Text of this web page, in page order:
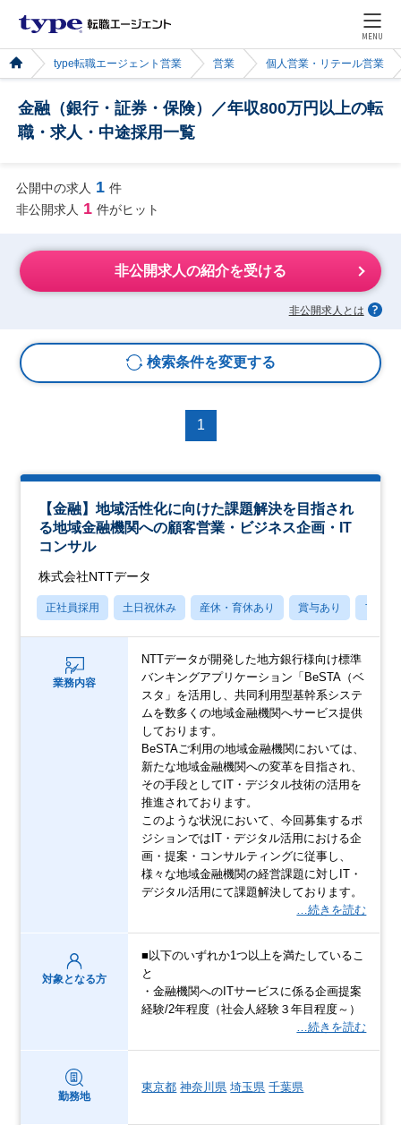
MENU
type転職エージェント営業 営業 個人営業・リテール営業
金融（銀行・証券・保険）／年収800万円以上の転
職・求人・中途採用一覧
公開中の求人 1 件
非公開求人 1 件がヒット
非公開求人の紹介を受ける
非公開求人とは
検索条件を変更する
1
【金融】地域活性化に向けた課題解決を目指され
る地域金融機関への顧客営業・ビジネス企画・IT
コンサル
株式会社NTTデータ
正社員採用 土日祝休み 産休・育休あり 賞与あり フレッ
業務内容
NTTデータが開発した地方銀行様向け標準
バンキングアプリケーション「BeSTA（ベ
スタ」を活用し、共同利用型基幹系システ
ムを数多くの地域金融機関へサービス提供
しております。
BeSTAご利用の地域金融機関においては、
新たな地域金融機関への変革を目指され、
その手段としてIT・デジタル技術の活用を
推進されております。
このような状況において、今回募集するポ
ジションではIT・デジタル活用における企
画・提案・コンサルティングに従事し、
様々な地域金融機関の経営課題に対しIT・
デジタル活用にて課題解決しております。
…続きを読む
対象となる方
■以下のいずれか1つ以上を満たしているこ
と
・金融機関へのITサービスに係る企画提案
経験/2年程度（社会人経験３年目程度～）
…続きを読む
勤務地
東京都 神奈川県 埼玉県 千葉県